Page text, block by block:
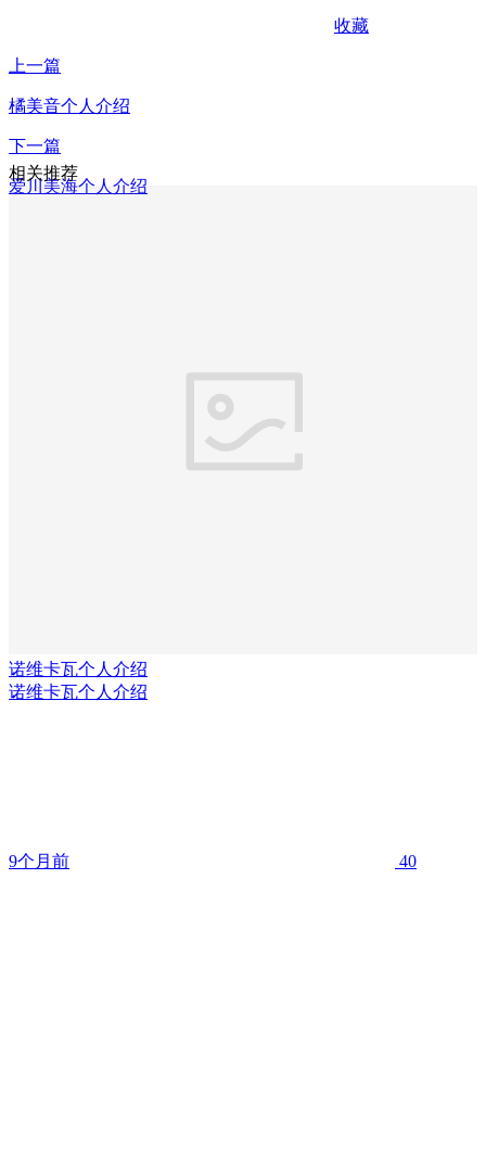
收藏
上一篇
橘美音个人介绍
下一篇
爱川美海个人介绍
相关推荐
诺维卡瓦个人介绍
诺维卡瓦个人介绍
9个月前 40